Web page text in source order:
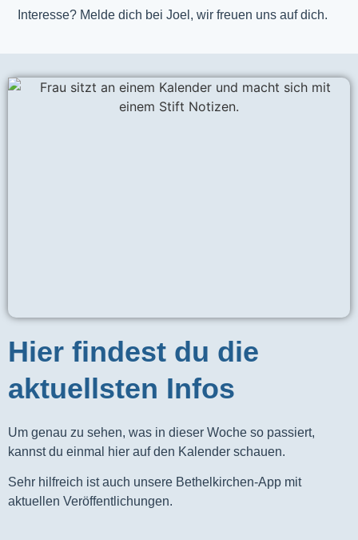
Interesse? Melde dich bei Joel, wir freuen uns auf dich.
Hier findest du die
aktuellsten Infos
Um genau zu sehen, was in dieser Woche so passiert,
kannst du einmal hier auf den Kalender schauen.
Sehr hilfreich ist auch unsere Bethelkirchen-App mit
aktuellen Veröffentlichungen.